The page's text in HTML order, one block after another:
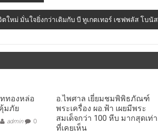
ใหม่ มั่นใจยิ่งกว่าเดิมกับ บี ทูเกตเทอร์ เซฟพลัส โบนัส
ททองหล่อ
มภัย
admin 0
อ.ไพศาล เยี่ยมชมพิพิธภัณฑ์
พระเครื่อง ผอ.ฟ้า เผยมีพระ
สมเด็จกว่า 100 หีบ มากสุดเท่า
ที่เคยเห็น